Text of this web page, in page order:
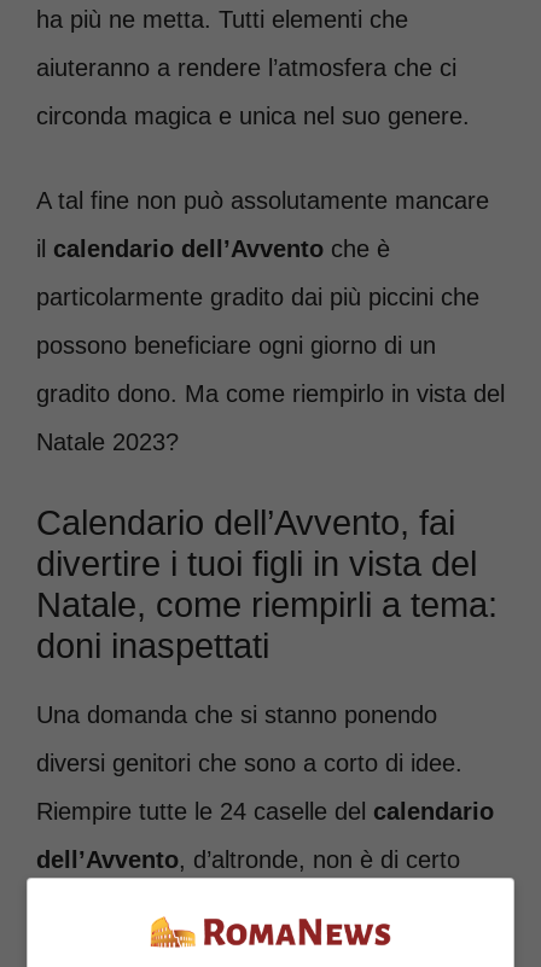
ha più ne metta. Tutti elementi che
aiuteranno a rendere l’atmosfera che ci
circonda magica e unica nel suo genere.
A tal fine non può assolutamente mancare
il calendario dell’Avvento che è
particolarmente gradito dai più piccini che
possono beneficiare ogni giorno di un
gradito dono. Ma come riempirlo in vista del
Natale 2023?
Calendario dell’Avvento, fai
divertire i tuoi figli in vista del
Natale, come riempirli a tema:
doni inaspettati
Una domanda che si stanno ponendo
diversi genitori che sono a corto di idee.
Riempire tutte le 24 caselle del calendario
dell’Avvento, d’altronde, non è di certo
giorno si spera di regalare al proprio figlio o